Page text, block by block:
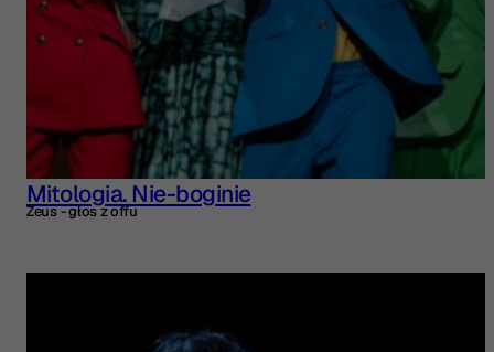
Mitologia. Nie-boginie
Zeus - głos z offu